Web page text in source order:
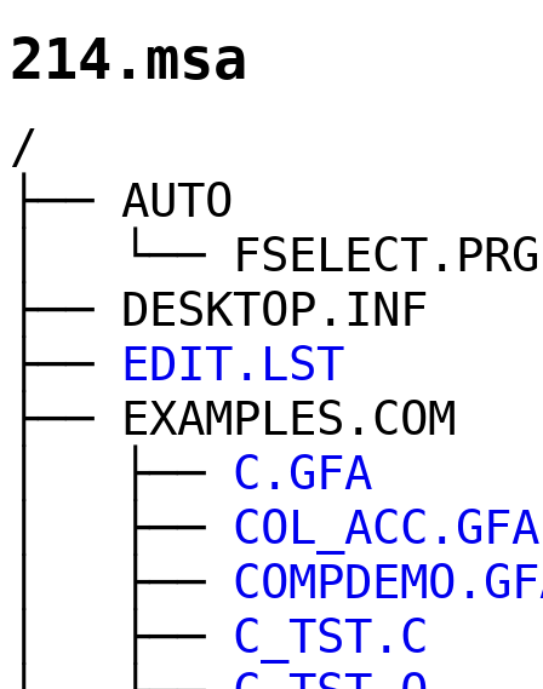
214.msa
/
├── AUTO
│ └── FSELECT.PRG
├── DESKTOP.INF
├── EDIT.LST
├── EXAMPLES.COM
│ ├── C.GFA
│ ├── COL_ACC.GFA
│ ├──
│ ├── C_TST.C